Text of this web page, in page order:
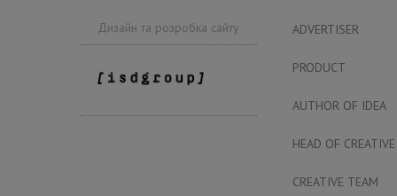
Дизайн та розробка сайту ADVERTISER
PRODUCT
AUTHOR OF IDEA
HEAD OF CREATIVE
CREATIVE TEAM